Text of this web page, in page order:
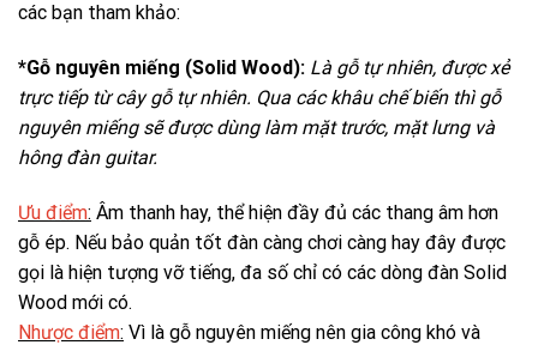
các bạn tham khảo:
*Gỗ nguyên miếng (Solid Wood): Là gỗ tự nhiên, được xẻ
trực tiếp từ cây gỗ tự nhiên. Qua các khâu chế biến thì gỗ
nguyên miếng sẽ được dùng làm mặt trước, mặt lưng và
hông đàn guitar.
Ưu điểm: Âm thanh hay, thể hiện đầy đủ các thang âm hơn
gỗ ép. Nếu bảo quản tốt đàn càng chơi càng hay đây được
gọi là hiện tượng vỡ tiếng, đa số chỉ có các dòng đàn Solid
Wood mới có.
Nhược điểm: Vì là gỗ nguyên miếng nên gia công khó và